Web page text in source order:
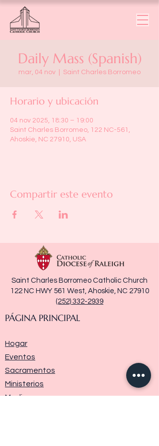
Daily Mass (Spanish)
mar, 04 nov Saint Charles Borromeo
Horario y ubicación
04 nov 2025, 18:30 – 19:00
Saint Charles Borromeo, 122 NC-561,
Ahoskie, NC 27910, USA
Compartir este evento
Saint Charles Borromeo Catholic Church
122 NC HWY 561 West, Ahoskie, NC 27910
(252) 332-2939
PÁGINA PRINCIPAL
Hogar
Eventos
Sacramentos
Ministerios
Media